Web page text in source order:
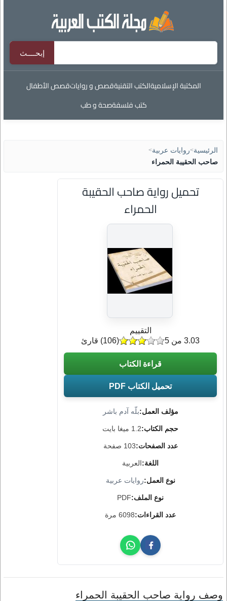
المكتبة الإسلاميةالكتب التقنيةقصص و رواياتقصص الأطفال
كتب فلسفةصحة و طب
الرئيسية>روايات عربية>
صاحب الحقيبة الحمراء
تحميل رواية صاحب الحقيبة
الحمراء
مؤلف العمل:بلّه آدم باشر
حجم الكتاب:1.2 ميغا بايت
عدد الصفحات:103 صفحة
اللغة:العربية
نوع العمل:روايات عربية
نوع الملف:PDF
عدد القراءات:6098 مرة
التقييم
(
106) قارئ 3.03 من 5
قراءة الكتاب
تحميل الكتاب PDF
وصف رواية صاحب الحقيبة الحمراء